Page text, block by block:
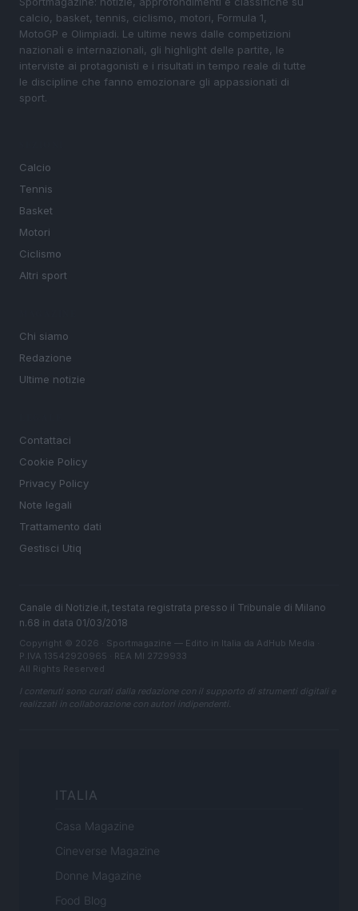
calcio, basket, tennis, ciclismo, motori, Formula 1,
MotoGP e Olimpiadi. Le ultime news dalle competizioni
nazionali e internazionali, gli highlight delle partite, le
interviste ai protagonisti e i risultati in tempo reale di tutte
le discipline che fanno emozionare gli appassionati di
sport.
Calcio
Tennis
Basket
Motori
Ciclismo
Altri sport
Chi siamo
Redazione
Ultime notizie
Contattaci
Cookie Policy
Privacy Policy
Note legali
Trattamento dati
Gestisci Utiq
Canale di Notizie.it, testata registrata presso il Tribunale di Milano
n.68 in data 01/03/2018
Copyright © 2026 · Sportmagazine — Edito in Italia da AdHub Media
P.IVA 13542920965 · REA MI 2729933
All Rights Reserved
I contenuti sono curati dalla redazione con il supporto di strumenti digitali e
realizzati in collaborazione con autori indipendenti.
ITALIA
Casa Magazine
Cineverse Magazine
Donne Magazine
Food Blog